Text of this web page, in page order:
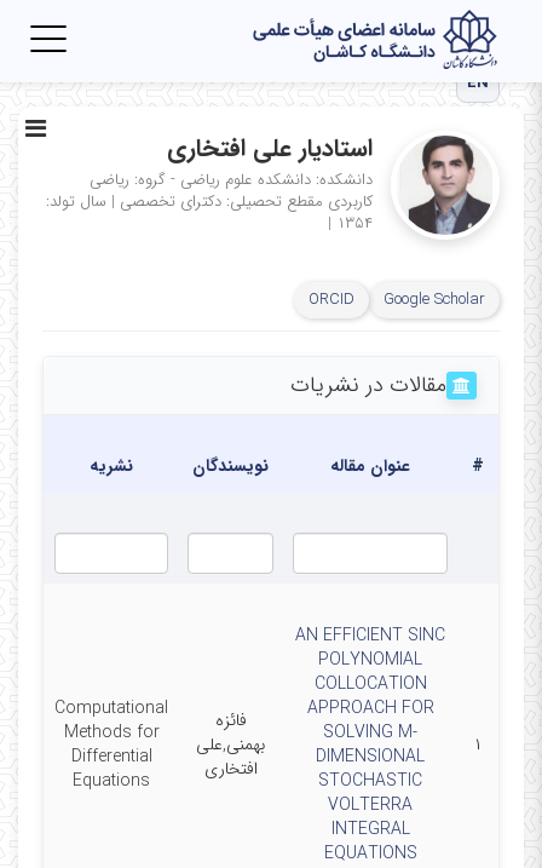
EN
استادیار علی افتخاری
دانشکده: دانشکده علوم ریاضی - گروه: ریاضی
کاربردی مقطع تحصیلی: دکترای تخصصی | سال تولد:
۱۳۵۴ |
Google Scholar
ORCID
مقالات در نشریات
# عنوان مقاله نویسندگان نشریه
۱
AN EFFICIENT SINC
POLYNOMIAL
COLLOCATION
APPROACH FOR
SOLVING M-
DIMENSIONAL
STOCHASTIC
VOLTERRA
INTEGRAL
EQUATIONS
فائزه
بهمنی,علی
افتخاری
Computational
Methods for
Differential
Equations